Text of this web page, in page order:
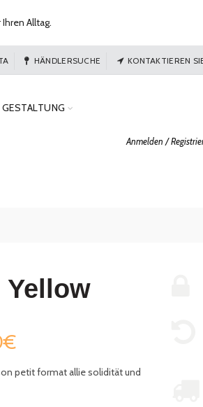
HÄNDLERSUCHE KONTAKTIEREN
Anmelden /
petit format allie solidität und
Alltag.